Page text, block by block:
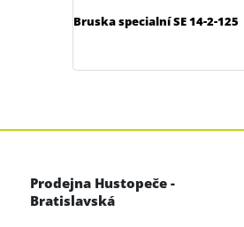
Bruska specialní SE 14-2-125
Prodejna Hustopeče -
Bratislavská